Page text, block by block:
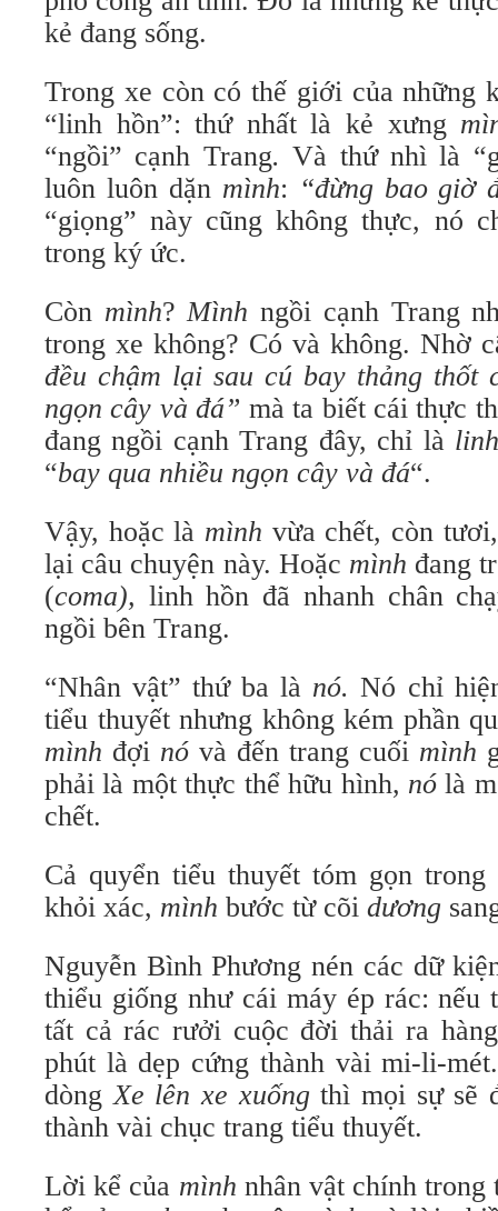
kẻ đang sống.
Trong xe còn có thế giới của những
“linh hồn”: thứ nhất là kẻ xưng
“ngồi” cạnh Trang. Và thứ nhì là
luôn luôn dặn mình: “đừng bao giờ
“giọng” này cũng không thực, nó
trong ký ức.
Còn mình?Mình ngồi cạnh Trang
trong xe không? Có và không. Nhờ
đều chậm lại sau cú bay thảng thốt
ngọn cây và đá” mà ta biết cái thực
đang ngồi cạnh Trang đây, chỉ là
“bay qua nhiều ngọn cây và đá“.
Vậy, hoặc là mình vừa chết, còn
lại câu chuyện này. Hoặc mình đang
(coma), linh hồn đã nhanh chân
ngồi bên Trang.
“Nhân vật” thứ ba là nó.Nó chỉ
tiểu thuyết nhưng không kém phần
mình đợi nó và đến trang cuối mình
phải là một thực thể hữu hình, nó là
chết.
Cả quyển tiểu thuyết tóm gọn
khỏi xác, mình bước từ cõi dương
Nguyễn Bình Phương nén các dữ
thiểu giống như cái máy ép rác: nếu
tất cả rác rưởi cuộc đời thải ra
phút là dẹp cứng thành vài mi-li-
dòngXe lên xe xuống thì mọi sự sẽ
thành vài chục trang tiểu thuyết.
Lời kể của mình nhân vật chính